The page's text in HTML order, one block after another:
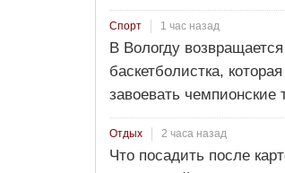
Спорт 1 час назад
В Вологду возвращается
баскетболистка,
завоевать чемпионские
Отдых 2 часа назад
Что посадить после